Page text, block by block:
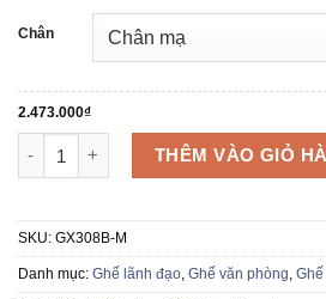
Chân
2.473.000₫
Ghế da văn phòng GX308B số lượng
THÊM VÀO GIỎ
SKU: GX308B-M
Danh mục: Ghế lãnh đạo, Ghế văn phòng,